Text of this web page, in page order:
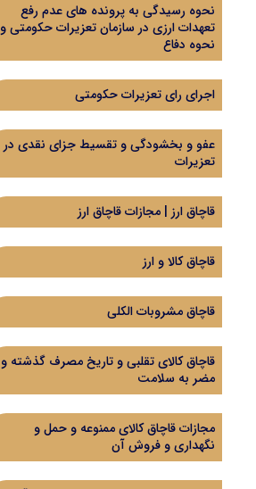
نحوه رسیدگی به پرونده های عدم رفع
تعهدات ارزی در سازمان تعزیرات حکومتی و
نحوه دفاع
اجرای رای تعزیرات حکومتی
عفو و بخشودگی و تقسیط جزای نقدی در
تعزیرات
قاچاق ارز | مجازات قاچاق ارز
قاچاق کالا و ارز
قاچاق مشروبات الکلی
قاچاق کالای تقلبی و تاریخ مصرف گذشته و
مضر به سلامت
مجازات قاچاق کالای ممنوعه و حمل و
نگهداری و فروش آن